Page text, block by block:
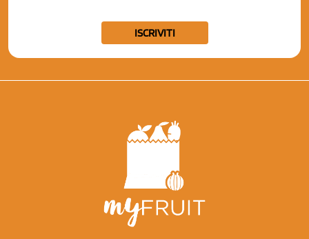
ISCRIVITI